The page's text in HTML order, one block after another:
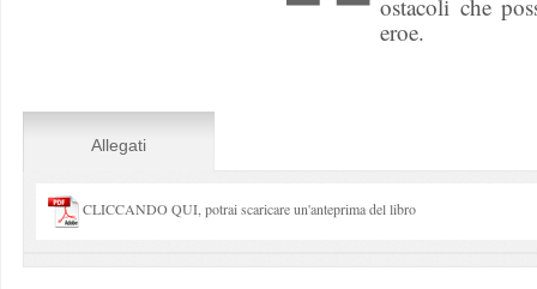
ostacoli che
eroe.
Allegati
CLICCANDO QUI, potrai scaricare un'anteprima del libro